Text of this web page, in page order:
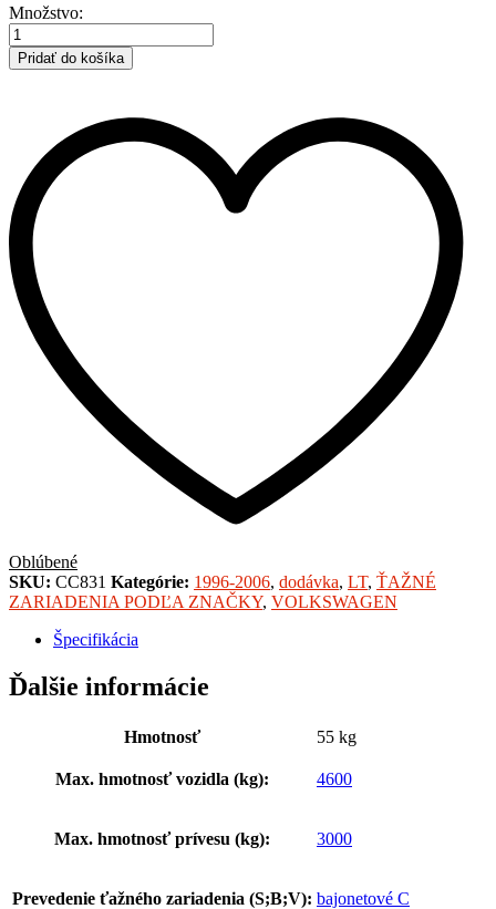
VOLKSWAGEN
LT
|
C
množstvo
Množstvo:
Pridať do košíka
Oblúbené
SKU: CC831 Kategórie: 1996-2006, dodávka, LT, ŤAŽNÉ
ZARIADENIA PODĽA ZNAČKY, VOLKSWAGEN
Špecifikácia
Ďalšie informácie
Hmotnosť 55 kg
Max. hmotnosť vozidla (kg): 4600
Max. hmotnosť prívesu (kg): 3000
Prevedenie ťažného zariadenia (S;B;V): bajonetové C